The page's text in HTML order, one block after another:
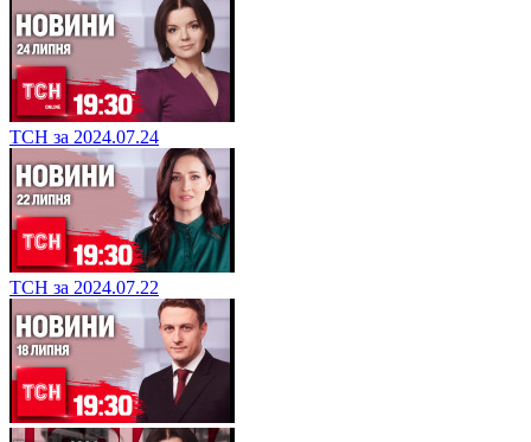
ТСН за 2024.07.24
ТСН за 2024.07.22